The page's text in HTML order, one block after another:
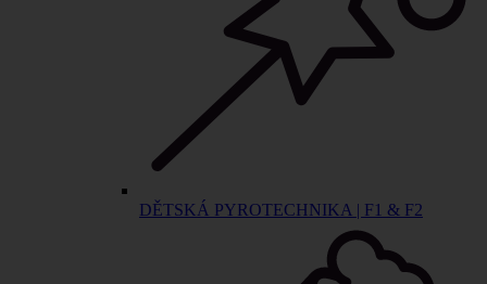
DĚTSKÁ PYROTECHNIKA | F1 & F2